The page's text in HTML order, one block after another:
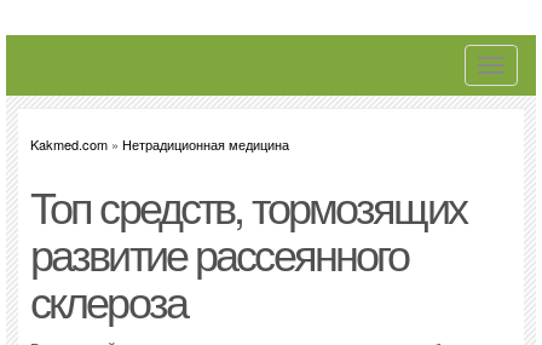
Toggle
Kakmed.com » Нетрадиционная медицина
Топ средств, тормозящих
развитие рассеянного
склероза